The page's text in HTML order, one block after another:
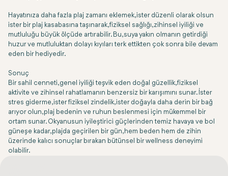
Hayatınıza daha fazla plaj zamanı eklemek, ister düzenli olarak olsun
ister bir plaj kasabasına taşınarak, fiziksel sağlığı, zihinsel iyiliği ve
mutluluğu büyük ölçüde artırabilir. Bu, suya yakın olmanın getirdiği
huzur ve mutluluktan dolayı kıyıları terk ettikten çok sonra bile devam
eden bir hediyedir.
Sonuç
Bir sahil cenneti, genel iyiliği teşvik eden doğal güzellik, fiziksel
aktivite ve zihinsel rahatlamanın benzersiz bir karışımını sunar. İster
stres giderme, ister fiziksel zindelik, ister doğayla daha derin bir bağ
arıyor olun, plaj bedenin ve ruhun beslenmesi için mükemmel bir
ortam sunar. Okyanusun iyileştirici güçlerinden temiz havaya ve bol
güneşe kadar, plajda geçirilen bir gün, hem beden hem de zihin
üzerinde kalıcı sonuçlar bırakan bütünsel bir wellness deneyimi
olabilir.